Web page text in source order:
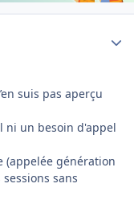
suis pas aperçu
ni un besoin d'appel
(appelée génération
sans